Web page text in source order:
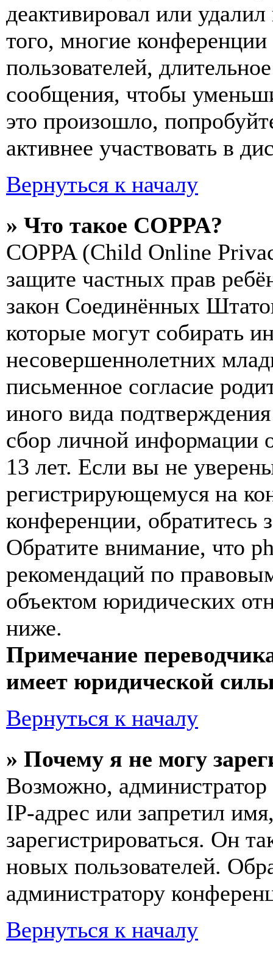
деактивировал или
того, многие
пользователей,
сообщения, чтобы
это произошло,
активнее участвовать в
Вернуться к началу
» Что такое COPPA?
COPPA (Child Online
защите частных прав
закон Соединённых
которые могут собирать
несовершеннолетних
письменное согласие
иного вида
сбор личной информации
13 лет. Если вы не
регистрирующемуся на
конференции, обратитесь
Обратите внимание, что
рекомендаций по
объектом юридических
ниже.
Примечание
имеет юридической
Вернуться к началу
» Почему я не могу
Возможно,
IP-адрес или запретил
зарегистрироваться. Он
новых пользователей.
администратору
Вернуться к началу